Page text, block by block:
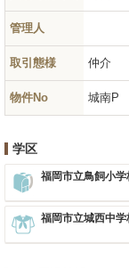
管理人
取引態様 仲介
物件No 城南P
学区
福岡市立鳥飼小学
福岡市立城西中学